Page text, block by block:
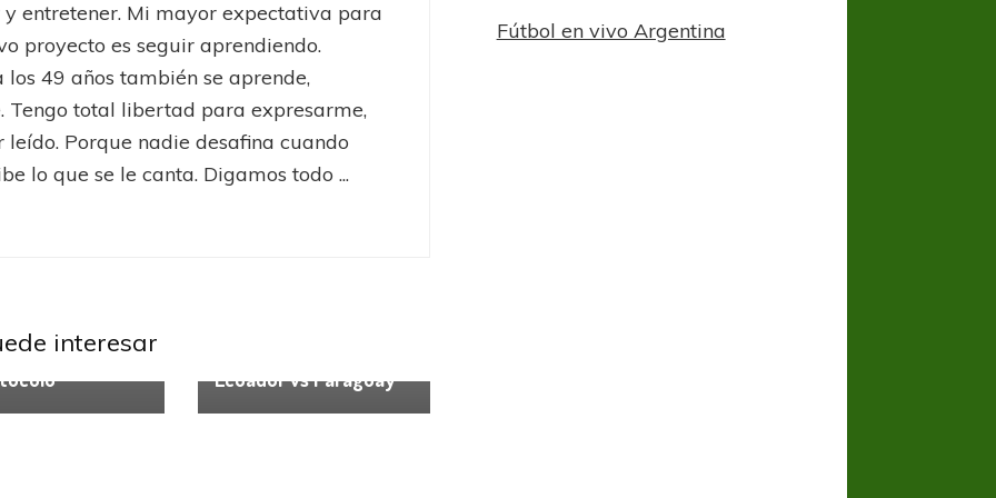
entretener. Mi mayor expectativa para
proyecto es seguir aprendiendo.
los 49 años también se aprende,
Tengo total libertad para expresarme,
leído. Porque nadie desafina cuando
lo que se le canta. Digamos todo ...
interesar
en octubre, y
preparando
Ecuador vs Paraguay
Fútbol en vivo Argentina